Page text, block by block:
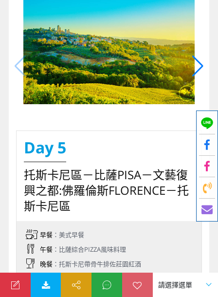
Day 5
托斯卡尼區－比薩PISA－文藝復
興之都:佛羅倫斯FLORENCE－托
斯卡尼區
早餐：美式早餐
午餐：比薩綜合PIZZA風味料理
晚餐：托斯卡尼帶骨牛排佐莊園紅酒
住宿
：DATINI HOTEL或WALL ART HOTEL或BEST